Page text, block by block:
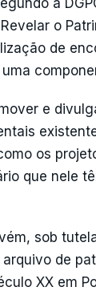
a
o
de
e
os
que nele
sob
de
XX em